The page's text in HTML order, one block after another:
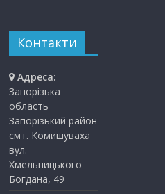
Контакти
Адреса:
Запорізька
область
Запорізький район
смт. Комишуваха
вул.
Хмельницького
Богдана, 49